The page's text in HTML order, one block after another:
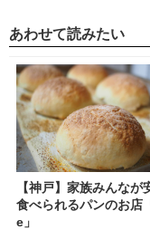
あわせて読みたい
【神戸】家族みんなが
食べられるパンのお店
e」